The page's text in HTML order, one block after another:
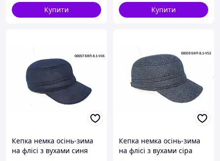
Купити Купити
Кепка немка осінь-зима
на флісі з вухами синя
Кепка немка осінь-зима
на флісі з вухами сіра